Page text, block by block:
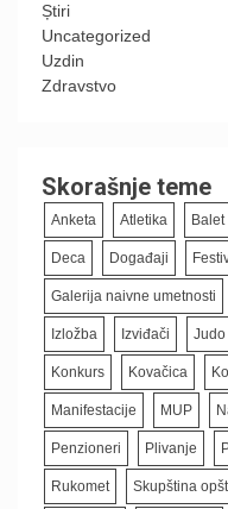
Știri
Uncategorized
Uzdin
Zdravstvo
Skorašnje teme
Anketa Atletika Balet
Deca Događaji
Galerija naivne umetnosti
Izložba Izviđači Judo
Konkurs Kovačica
Manifestacije MUP
Penzioneri Plivanje
Rukomet Skupština